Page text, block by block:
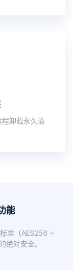
程卸载永久清
能
准（AES256 +
绝对安全。